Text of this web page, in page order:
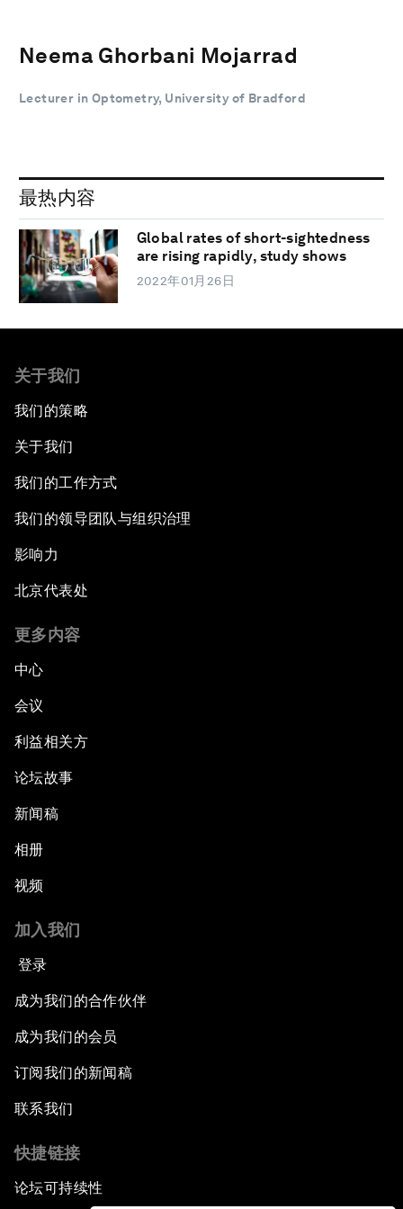
Neema Ghorbani Mojarrad
Lecturer in Optometry, University of Bradford
最热内容
Global rates of short-sightedness
are rising rapidly, study shows
2022年01月26日
关于我们
我们的策略
关于我们
我们的工作方式
我们的领导团队与组织治理
影响力
北京代表处
更多内容
中心
会议
利益相关方
论坛故事
新闻稿
相册
视频
加入我们
登录
成为我们的合作伙伴
成为我们的会员
订阅我们的新闻稿
联系我们
快捷链接
论坛可持续性